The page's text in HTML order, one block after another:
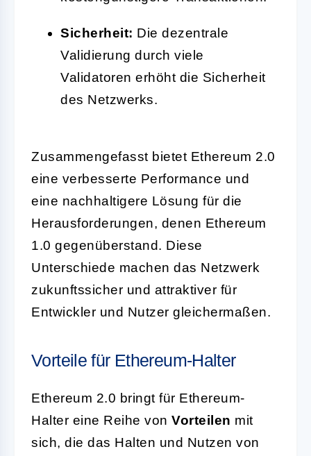
Sicherheit: Die dezentrale
Validierung durch viele
Validatoren erhöht die Sicherheit
des Netzwerks.
Zusammengefasst bietet Ethereum 2.0
eine verbesserte Performance und
eine nachhaltigere Lösung für die
Herausforderungen, denen Ethereum
1.0 gegenüberstand. Diese
Unterschiede machen das Netzwerk
zukunftssicher und attraktiver für
Entwickler und Nutzer gleichermaßen.
Vorteile für Ethereum-Halter
Ethereum 2.0 bringt für Ethereum-
Halter eine Reihe von Vorteilen mit
sich, die das Halten und Nutzen von